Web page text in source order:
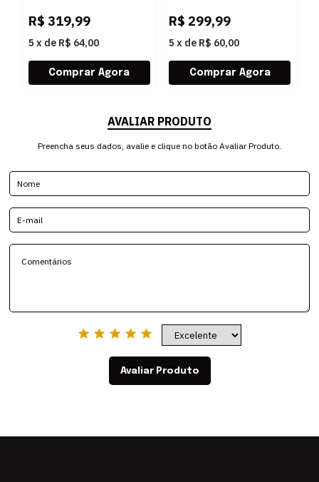
R$ 319,99
5 x de R$ 64,00
R$ 299,99
5 x de R$ 60,00
AVALIAR PRODUTO
Preencha seus dados, avalie e clique no botão Avaliar Produto.
Avaliar Produto